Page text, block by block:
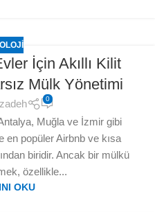
İçin Akıllı Kilit
Mülk Yönetimi
0
Muğla ve İzmir gibi
en popüler Airbnb ve kısa
biridir. Ancak bir mülkü
özellikle...
OKU